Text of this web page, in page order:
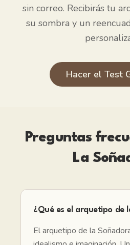
sin correo. Recibirás tu
su sombra y un
Hacer el Test
Preguntas
La
¿Qué es el arquetipo de
El arquetipo de la